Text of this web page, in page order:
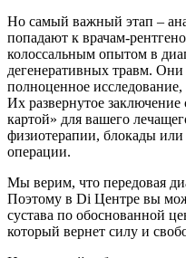
Но самый важный этап –
попадают к врачам-
колоссальным опытом в
дегенеративных травм.
полноценное
Их развернутое
картой» для вашего
физиотерапии, блокады или
операции.
Мы верим, что передовая
Поэтому в Di Центре вы
сустава по обоснованной
который вернет силу и